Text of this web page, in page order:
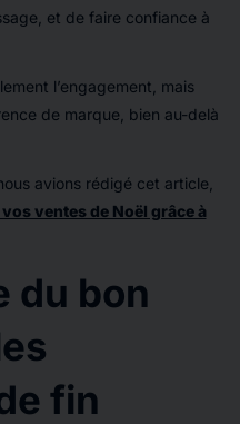
et de faire confiance à
l’engagement, mais
de marque, bien au-delà
avions rédigé cet article,
ventes de Noël grâce à
du bon
fin